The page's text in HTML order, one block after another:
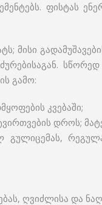
ფისტას
მისი
გამო:
კვებაში;
დროს;
ღვიძლისა და